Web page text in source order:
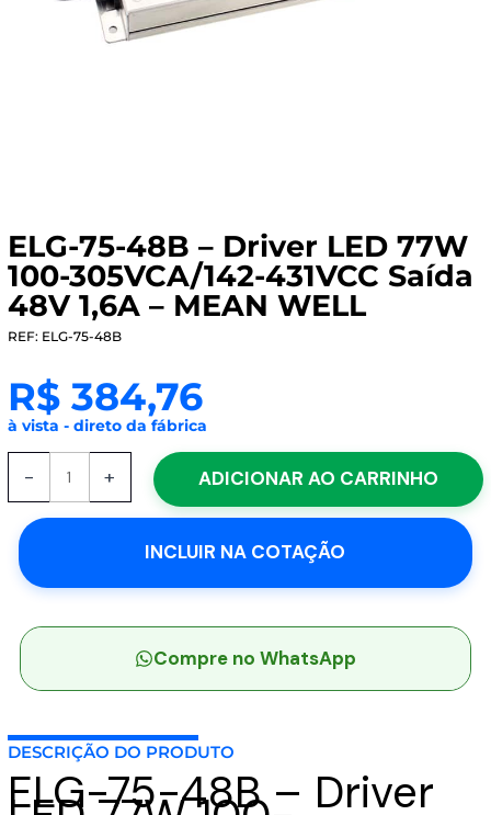
ELG-75-48B – Driver LED 77W
100-305VCA/142-431VCC Saída
48V 1,6A – MEAN WELL
REF: ELG-75-48B
R$384,76
à vista - direto da fábrica
-
Driver
LED
100-
431VCC
1,6A
-
MEAN
+ ADICIONAR AO CARRINHO
INCLUIR NA COTAÇÃO
Compre no WhatsApp
DESCRIÇÃO DO PRODUTO
ELG-75-48B – Driver